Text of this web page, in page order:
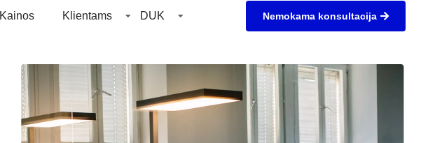
Kainos Klientams DUK Nemokama konsultacija